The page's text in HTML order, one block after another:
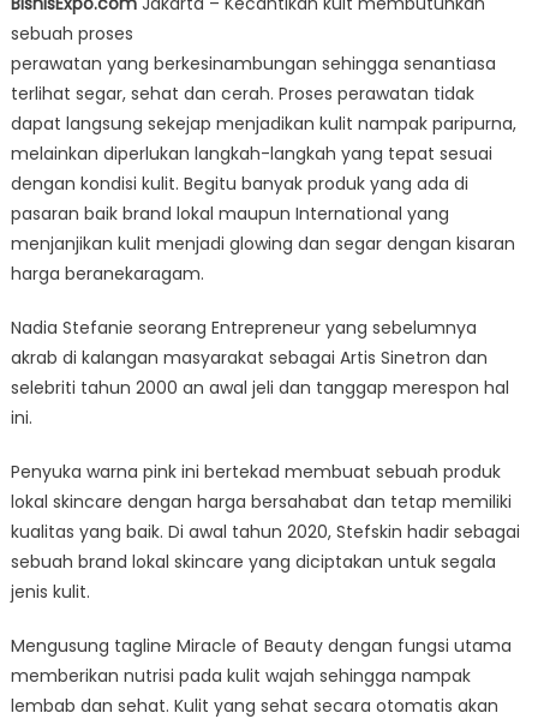
Raih
Best
Product
Skincare
tahun
2020
sebuah proses
perawatan yang berkesinambungan sehingga senantiasa
terlihat segar, sehat dan cerah. Proses perawatan tidak
dapat langsung sekejap menjadikan kulit nampak paripurna,
melainkan diperlukan langkah-langkah yang tepat sesuai
dengan kondisi kulit. Begitu banyak produk yang ada di
pasaran baik brand lokal maupun International yang
menjanjikan kulit menjadi glowing dan segar dengan kisaran
harga beranekaragam.
Nadia Stefanie seorang Entrepreneur yang sebelumnya
akrab di kalangan masyarakat sebagai Artis Sinetron dan
selebriti tahun 2000 an awal jeli dan tanggap merespon hal
ini.
Penyuka warna pink ini bertekad membuat sebuah produk
lokal skincare dengan harga bersahabat dan tetap memiliki
kualitas yang baik. Di awal tahun 2020, Stefskin hadir sebagai
sebuah brand lokal skincare yang diciptakan untuk segala
jenis kulit.
Mengusung tagline Miracle of Beauty dengan fungsi utama
memberikan nutrisi pada kulit wajah sehingga nampak
lembab dan sehat. Kulit yang sehat secara otomatis akan